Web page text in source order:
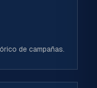
de campañas.